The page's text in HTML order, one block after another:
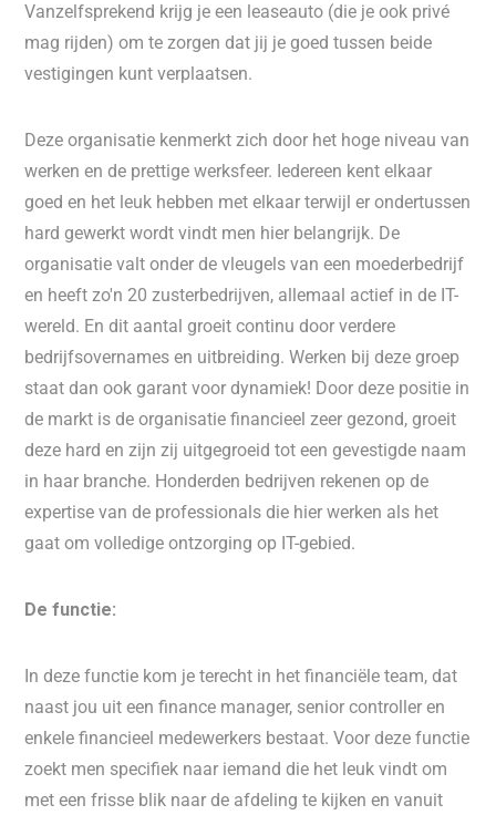
Vanzelfsprekend krijg je een leaseauto (die je ook privé
mag rijden) om te zorgen dat jij je goed tussen beide
vestigingen kunt verplaatsen.
Deze organisatie kenmerkt zich door het hoge niveau van
werken en de prettige werksfeer. Iedereen kent elkaar
goed en het leuk hebben met elkaar terwijl er ondertussen
hard gewerkt wordt vindt men hier belangrijk. De
organisatie valt onder de vleugels van een moederbedrijf
en heeft zo'n 20 zusterbedrijven, allemaal actief in de IT-
wereld. En dit aantal groeit continu door verdere
bedrijfsovernames en uitbreiding. Werken bij deze groep
staat dan ook garant voor dynamiek! Door deze positie in
de markt is de organisatie financieel zeer gezond, groeit
deze hard en zijn zij uitgegroeid tot een gevestigde naam
in haar branche. Honderden bedrijven rekenen op de
expertise van de professionals die hier werken als het
gaat om volledige ontzorging op IT-gebied.
De functie:
In deze functie kom je terecht in het financiële team, dat
naast jou uit een finance manager, senior controller en
enkele financieel medewerkers bestaat. Voor deze functie
zoekt men specifiek naar iemand die het leuk vindt om
met een frisse blik naar de afdeling te kijken en vanuit